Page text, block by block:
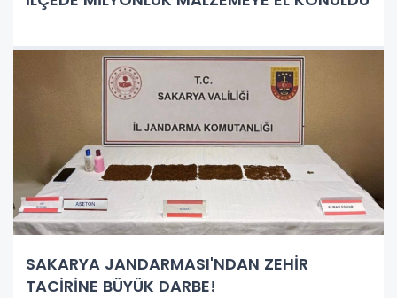
SAKARYA JANDARMASI'NDAN ZEHİR
TACİRİNE BÜYÜK DARBE!